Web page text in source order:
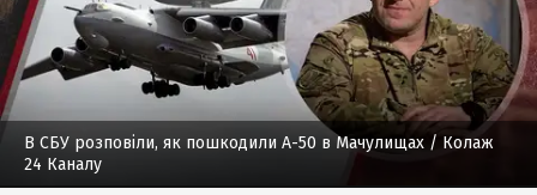
В СБУ розповіли, як пошкодили А-50 в Мачулищах / Колаж
24 Каналу